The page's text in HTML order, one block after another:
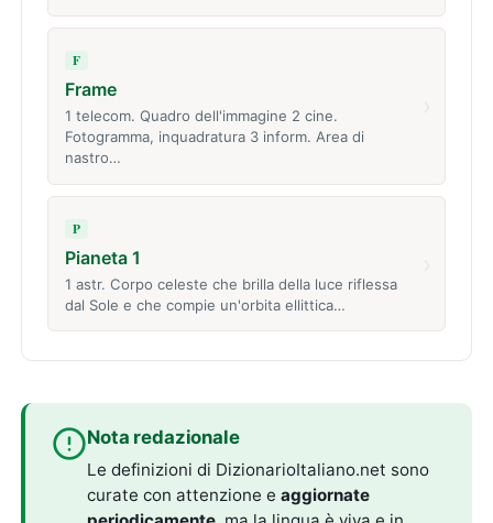
F
Frame
1 telecom. Quadro dell'immagine 2 cine.
Fotogramma, inquadratura 3 inform. Area di
nastro…
P
Pianeta 1
1 astr. Corpo celeste che brilla della luce riflessa
dal Sole e che compie un'orbita ellittica…
Nota redazionale
Le definizioni di DizionarioItaliano.net sono
curate con attenzione eaggiornate